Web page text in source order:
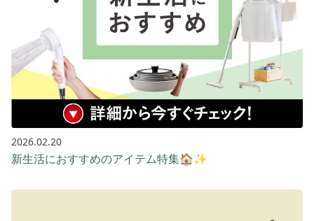
2026.02.20
新生活におすすめのアイテム特集🏠✨